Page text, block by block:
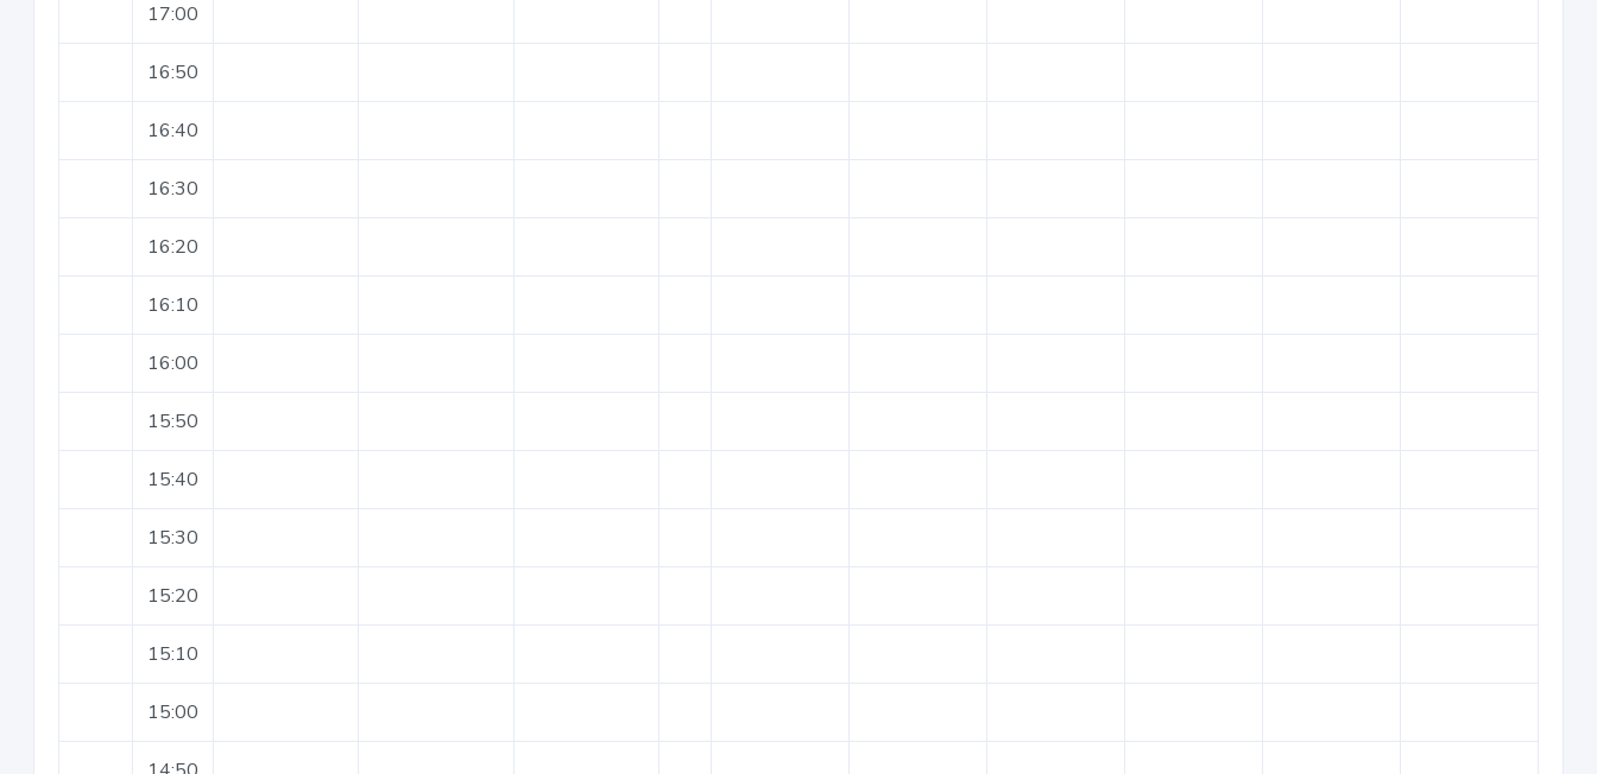
17:00
16:50
16:40
16:30
16:20
16:10
16:00
15:50
15:40
15:30
15:20
15:10
15:00